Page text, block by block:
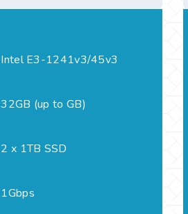
Intel E3-1241v3/45v3
32GB (up to GB)
2 x 1TB SSD
1Gbps